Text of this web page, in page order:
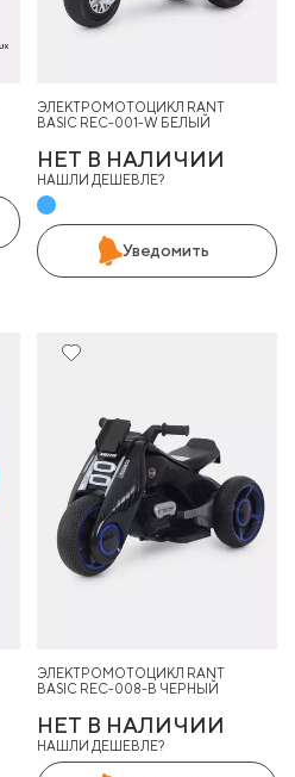
ЭЛЕКТРОМОТОЦИКЛ RANT
BASIC REC-001-W БЕЛЫЙ
НЕТ В НАЛИЧИИ
НАШЛИ ДЕШЕВЛЕ?
Уведомить
26%
ЭЛЕКТРОМОТОЦИКЛ RANT
BASIC REC-008-B ЧЕРНЫЙ
НЕТ В НАЛИЧИИ
НАШЛИ ДЕШЕВЛЕ?